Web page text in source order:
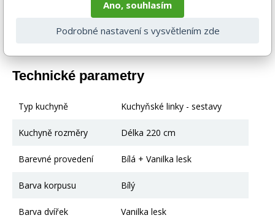
demontovaném stavu, dle charakteru zboží. Fotografie mohou
být i ilustrační a barva produktu nemusí odpovídat skutečnosti
vlivem nastavení monitoru a převodem do el. podoby. V
případě nejasností kontaktujte naše klientské centrum
Technické parametry
Typ kuchyně Kuchyňské linky - sestavy
Kuchyně rozměry Délka 220 cm
Barevné provedení Bílá + Vanilka lesk
Barva korpusu Bílý
Barva dvířek Vanilka lesk
Ano, souhlasím
Podrobné nastavení s vysvětlením zde